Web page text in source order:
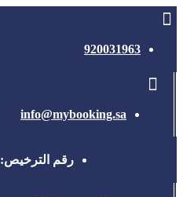
920031963
info@mybooking.sa
رقم الترخيص: ٧٣١٠٦١٥٠